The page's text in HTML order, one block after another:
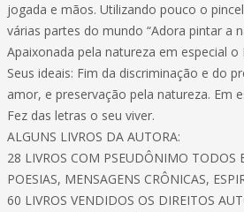
jogada e mãos. Utilizando pouco o
várias partes do mundo “Adora pintar a
Apaixonada pela natureza em especial o
Seus ideais: Fim da discriminação e do
amor, e preservação pela natureza. Em
Fez das letras o seu viver.
ALGUNS LIVROS DA AUTORA:
28 LIVROS COM PSEUDÔNIMO TODOS
POESIAS, MENSAGENS CRÔNICAS,
60 LIVROS VENDIDOS OS DIREITOS